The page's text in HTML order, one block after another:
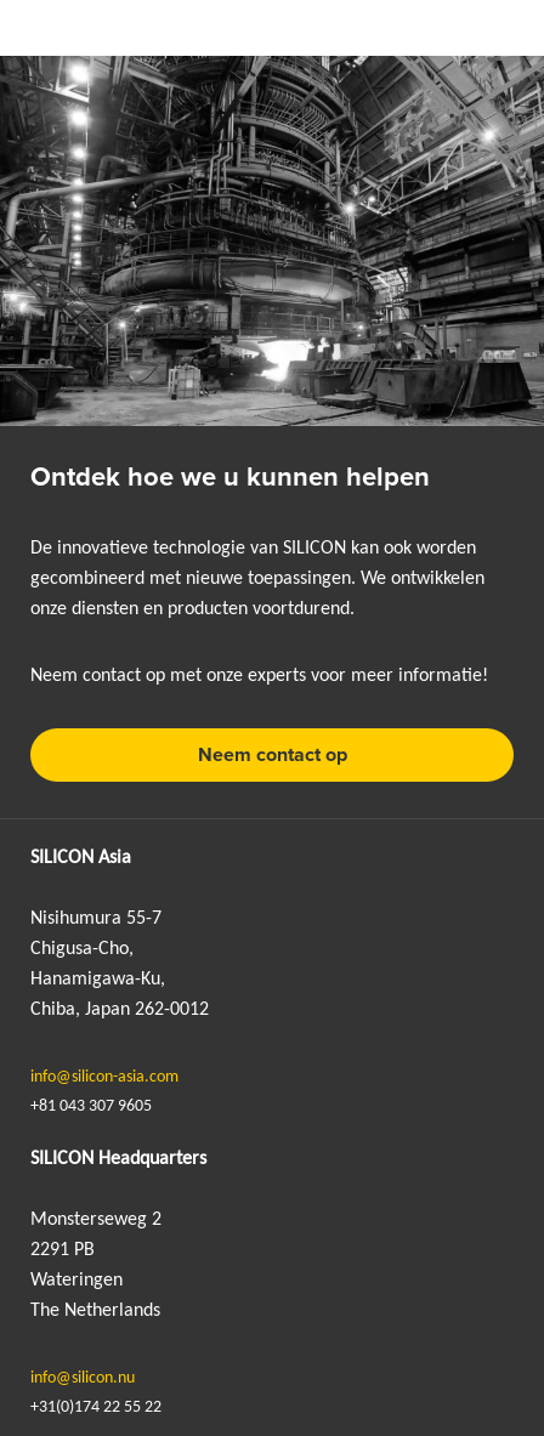
Ontdek hoe we u kunnen helpen
De innovatieve technologie van SILICON kan ook worden
gecombineerd met nieuwe toepassingen. We ontwikkelen
onze diensten en producten voortdurend.
Neem contact op met onze experts voor meer informatie!
Neem contact op
SILICON Asia
Nisihumura 55-7
Chigusa-Cho,
Hanamigawa-Ku,
Chiba, Japan 262-0012
info@silicon-asia.com
+81 043 307 9605
SILICON Headquarters
Monsterseweg 2
2291 PB
Wateringen
The Netherlands
info@silicon.nu
+31(0)174 22 55 22